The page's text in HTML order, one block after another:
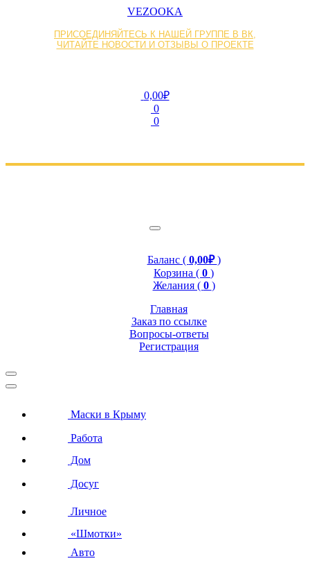
VEZOOKA
ПРИСОЕДИНЯЙТЕСЬ К НАШЕЙ ГРУППЕ В ВК,
ЧИТАЙТЕ НОВОСТИ И ОТЗЫВЫ О ПРОЕКТЕ
0,00₽
0
0
Баланс ( 0,00₽)
Корзина ( 0 )
Желания ( 0 )
Главная
Заказ по ссылке
Вопросы-ответы
Регистрация
Маски в Крыму
Работа
Дом
Досуг
Личное
«Шмотки»
Авто